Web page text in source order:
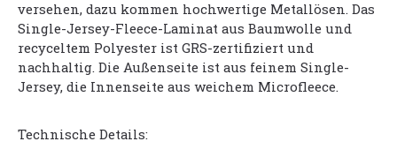
versehen, dazu kommen hochwertige Metallösen. Das
Single-Jersey-Fleece-Laminat aus Baumwolle und
recyceltem Polyester ist GRS-zertifiziert und
nachhaltig. Die Außenseite ist aus feinem Single-
Jersey, die Innenseite aus weichem Microfleece.
Technische Details: